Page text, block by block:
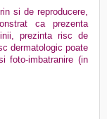
si de reproducere,
ca prezenta
prezinta risc de
dermatologic poate
foto-imbatranire (in